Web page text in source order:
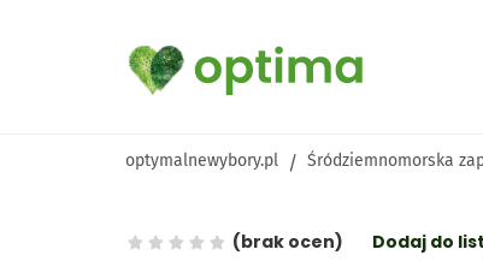
Wszystkie produkty
Infografiki
optymalnewybory.pl / Śródziemnomorska
(brak ocen) Dodaj do